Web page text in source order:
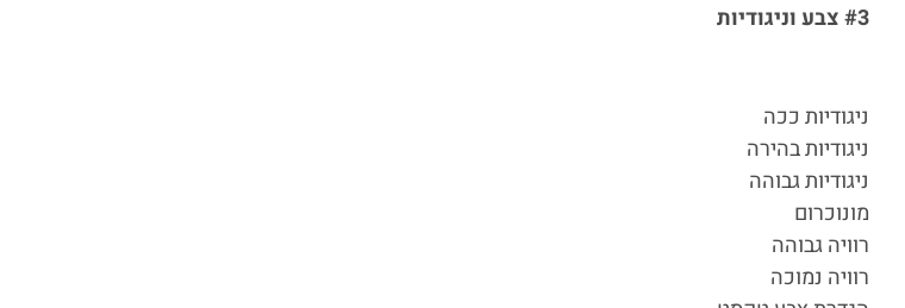
#3 צבע וניגודיות
ניגודיות ככה
ניגודיות בהירה
ניגודיות גבוהה
מונוכרום
רוויה גבוהה
רוויה נמוכה